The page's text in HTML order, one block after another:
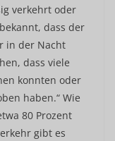
verkehrt oder
dass der
in der Nacht
dass viele
konnten oder
haben.“ Wie
80 Prozent
gibt es